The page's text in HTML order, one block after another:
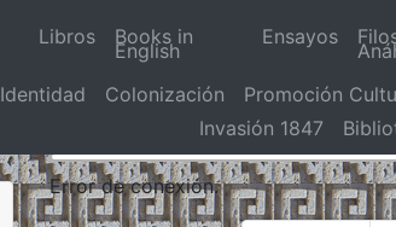
Libros Books in
English
Ensayos
Identidad Colonización Promoción
Invasión 1847
Error de conexión.